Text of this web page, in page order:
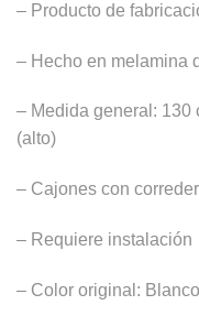
S/
– Producto de
– Hecho en melamina
– Medida general: 130
(alto)
– Cajones con
– Requiere instalación
– Color original: